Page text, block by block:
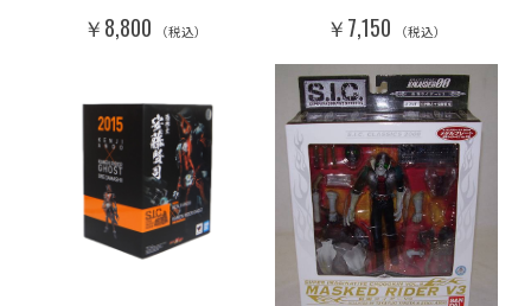
￥8,800 （税込） ￥7,150 （税込）